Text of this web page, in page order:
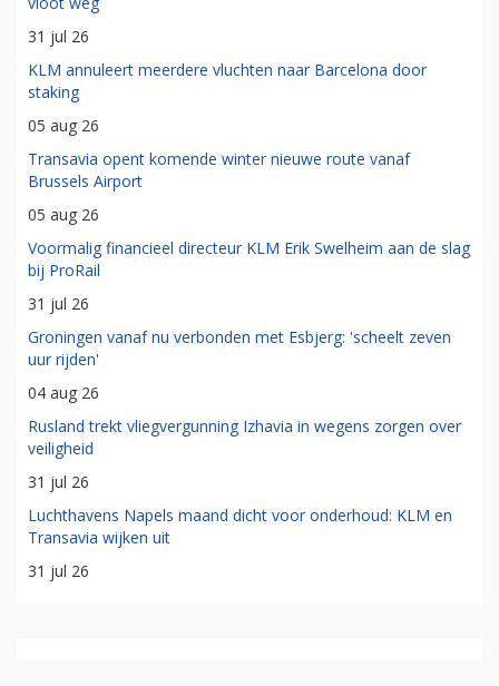
31 jul 26
KLM annuleert meerdere vluchten naar Barcelona door
staking
05 aug 26
Transavia opent komende winter nieuwe route vanaf
Brussels Airport
05 aug 26
Voormalig financieel directeur KLM Erik Swelheim aan de slag
bij ProRail
31 jul 26
Groningen vanaf nu verbonden met Esbjerg: 'scheelt zeven
uur rijden'
04 aug 26
Rusland trekt vliegvergunning Izhavia in wegens zorgen over
veiligheid
31 jul 26
Luchthavens Napels maand dicht voor onderhoud: KLM en
Transavia wijken uit
31 jul 26